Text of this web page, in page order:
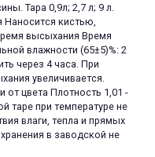
Тара 0,9л; 2,7 л; 9 л.
Наносится кистью,
высыхания Время
влажности (65±5)%: 2
через 4 часа. При
увеличивается.
от цвета Плотность 1,01 -
таре при температуре не
влаги, тепла и прямых
в заводской не